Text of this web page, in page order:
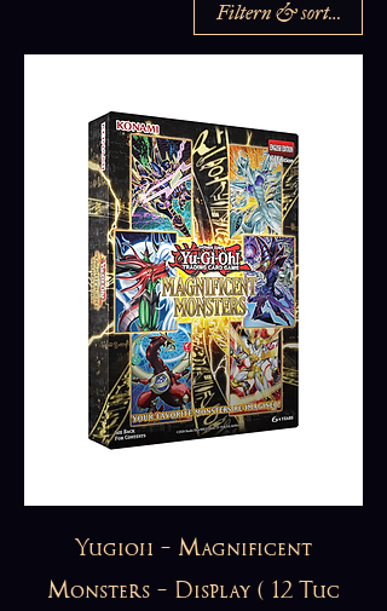
Filtern & sortieren
Yugioh - Magnificent
Monsters - Display ( 12 Tuc